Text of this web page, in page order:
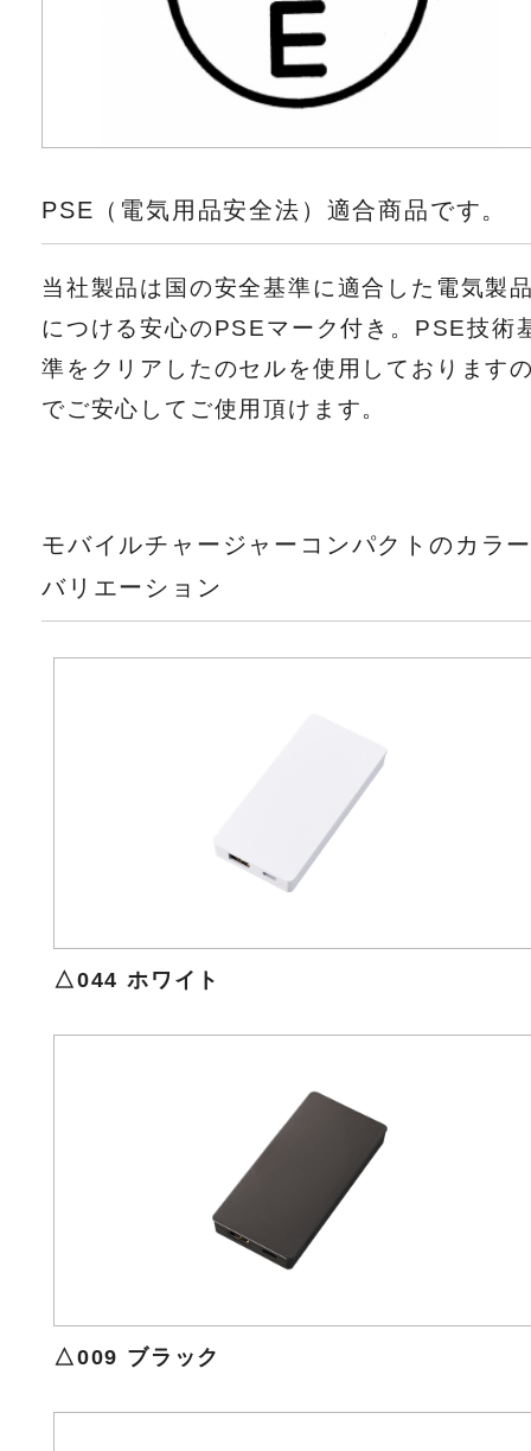
PSE（電気用品安全法）適合商品です。
当社製品は国の安全基準に適合した電気製
につける安心のPSEマーク付き。PSE技術
準をクリアしたのセルを使用しております
でご安心してご使用頂けます。
モバイルチャージャーコンパクトのカラ
バリエーション
△044 ホワイト
△009 ブラック